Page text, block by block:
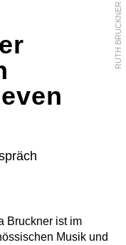
RUTH BRUCKNER
Bruckner ist im
Musik und